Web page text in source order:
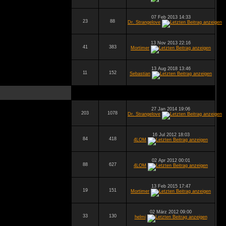
23 88
07 Feb 2013 14:33
Dr. Strangelove
41 383
13 Nov 2013 22:16
Mortimer
11 152
13 Aug 2018 13:46
Sebastian
203 1078
27 Jan 2014 19:06
Dr. Strangelove
84 418
16 Jul 2012 18:03
4LOM
88 627
02 Apr 2012 00:01
4LOM
19 151
13 Feb 2015 17:47
Mortimer
33 130
02 März 2012 09:00
helmi